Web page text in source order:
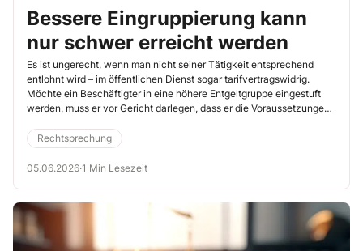
Bessere Eingruppierung kann
nur schwer erreicht werden
Es ist ungerecht, wenn man nicht seiner Tätigkeit entsprechend
entlohnt wird – im öffentlichen Dienst sogar tarifvertragswidrig.
Möchte ein Beschäftigter in eine höhere Entgeltgruppe eingestuft
werden, muss er vor Gericht darlegen, dass er die Voraussetzungen
Eingruppierung zu erreichen. Der folgende Fall aus der freien
Wirtschaft ist auf Sie übertragbar (Landesarbeitsgericht
Niedersachsen, 23.3.2026, Az. 15 SLa 86/25).
Rechtsprechung
05.06.2026·1 Min Lesezeit